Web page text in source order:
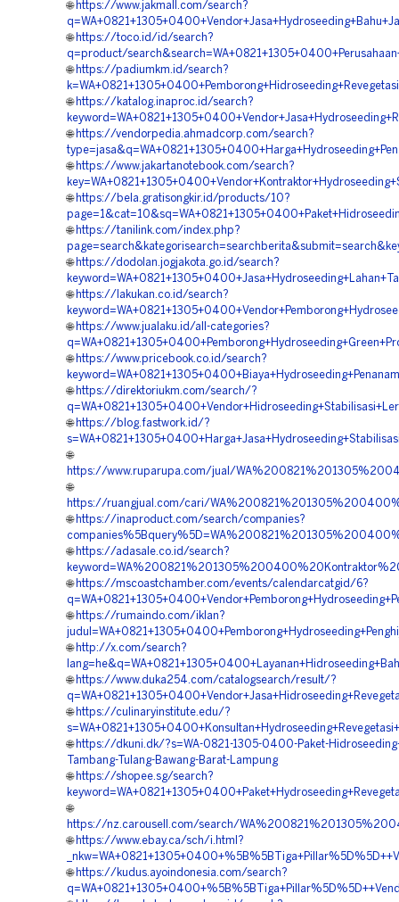
🌐 https://www.jakmall.com/search?
🌐 https://toco.id/id/search?
q=product/
🌐 https://padiumkm.id/search?
🌐 https://katalog.inaproc.id/search?
🌐 https://vendorpedia.ahmadcorp.com/search?
🌐 https://www.jakartanotebook.com/search?
🌐 https://bela.gratisongkir.id/products/10?
🌐 https://tanilink.com/index.php?
🌐 https://dodolan.jogjakota.go.id/search?
🌐 https://lakukan.co.id/search?
🌐 https://www.jualaku.id/all-categories?
🌐 https://www.pricebook.co.id/search?
🌐 https://direktoriukm.com/search/?
🌐 https://blog.fastwork.id/?
🌐
https://www.ruparupa.com/jual/
🌐
https://ruangjual.com/cari/
🌐 https://inaproduct.com/search/companies?
🌐 https://adasale.co.id/search?
🌐 https://mscoastchamber.com/events/calendarcatgid/6?
🌐 https://rumaindo.com/iklan?
🌐 http://x.com/search?
🌐 https://www.duka254.com/catalogsearch/result/?
🌐 https://culinaryinstitute.edu/?
🌐 https://dkuni.dk/?s=WA-0821-1305-0400-Paket-
Tambang-Tulang-Bawang-Barat-Lampung
🌐 https://shopee.sg/search?
🌐
https://nz.carousell.com/search/
🌐 https://www.ebay.ca/sch/i.html?
🌐 https://kudus.ayoindonesia.com/search?